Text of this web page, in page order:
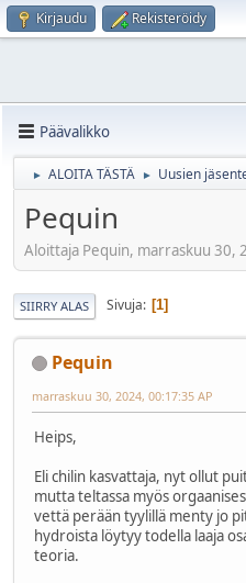
Kirjaudu Rekisteröidy
Päävalikko
► ALOITA TÄSTÄ ► Uusien
Pequin
Aloittaja Pequin, marraskuu 30,
SIIRRY ALAS Sivuja 1
Pequin
marraskuu 30, 2024, 00:17:35 AP
Heips,
Eli chilin kasvattaja, nyt ollut
mutta teltassa myös
vettä perään tyylillä menty jo
hydroista löytyy todella laaja
teoria.